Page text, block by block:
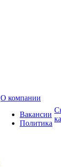
О компании
Вакансии
Политика